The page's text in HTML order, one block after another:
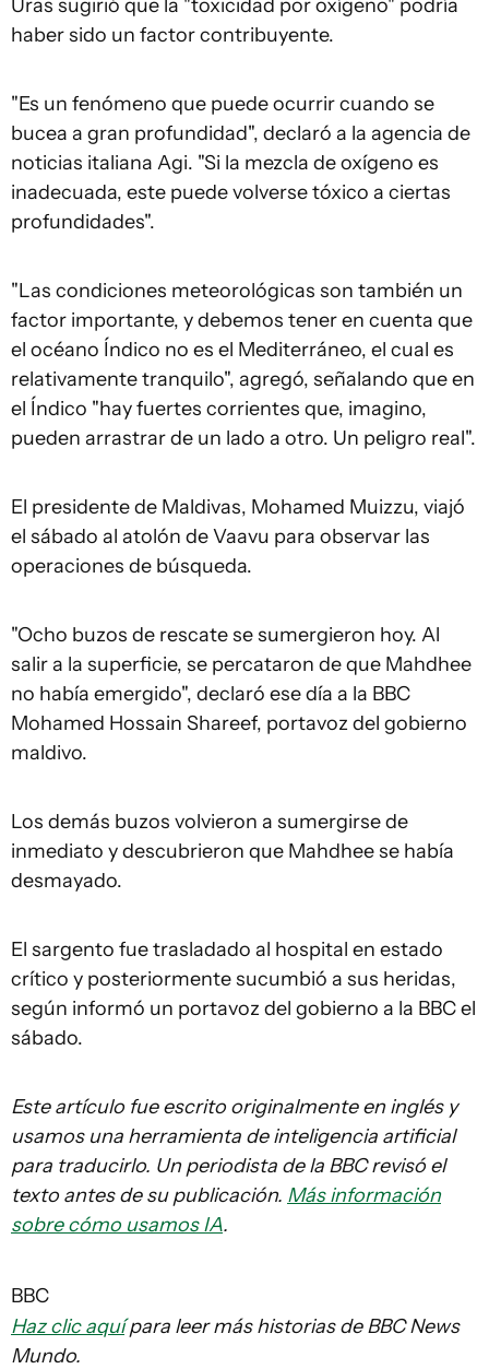
Uras sugirió que la "toxicidad por oxígeno" podría
haber sido un factor contribuyente.
"Es un fenómeno que puede ocurrir cuando se
bucea a gran profundidad", declaró a la agencia de
noticias italiana Agi. "Si la mezcla de oxígeno es
inadecuada, este puede volverse tóxico a ciertas
profundidades".
"Las condiciones meteorológicas son también un
factor importante, y debemos tener en cuenta que
el océano Índico no es el Mediterráneo, el cual es
relativamente tranquilo", agregó, señalando que en
el Índico "hay fuertes corrientes que, imagino,
pueden arrastrar de un lado a otro. Un peligro real".
El presidente de Maldivas, Mohamed Muizzu, viajó
el sábado al atolón de Vaavu para observar las
operaciones de búsqueda.
"Ocho buzos de rescate se sumergieron hoy. Al
salir a la superficie, se percataron de que Mahdhee
no había emergido", declaró ese día a la BBC
Mohamed Hossain Shareef, portavoz del gobierno
maldivo.
Los demás buzos volvieron a sumergirse de
inmediato y descubrieron que Mahdhee se había
desmayado.
El sargento fue trasladado al hospital en estado
crítico y posteriormente sucumbió a sus heridas,
según informó un portavoz del gobierno a la BBC el
sábado.
Este artículo fue escrito originalmente en inglés y
usamos una herramienta de inteligencia artificial
para traducirlo. Un periodista de la BBC revisó el
texto antes de su publicación. Más información
sobre cómo usamos IA.
BBC
Haz clic aquípara leer más historias de BBC News
Mundo.